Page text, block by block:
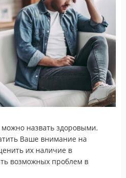
назвать здоровыми.
Ваше внимание на
их наличие в
возможных проблем в